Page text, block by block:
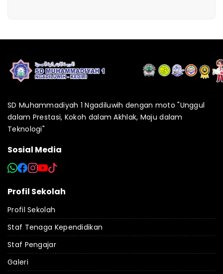
SD Muhammadiyah 1 Ngadiluwih dengan moto "Unggul
dalam Prestasi, Kokoh dalam Akhlak, Maju dalam
Teknologi"
Sosial Media
Profil Sekolah
Profil Sekolah
Staf Tenaga Kependidikan
Staf Pengajar
Galeri